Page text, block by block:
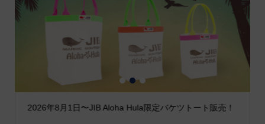
2026年8月1日〜JIB Aloha Hula限定バケツトート販売！
1 2 3